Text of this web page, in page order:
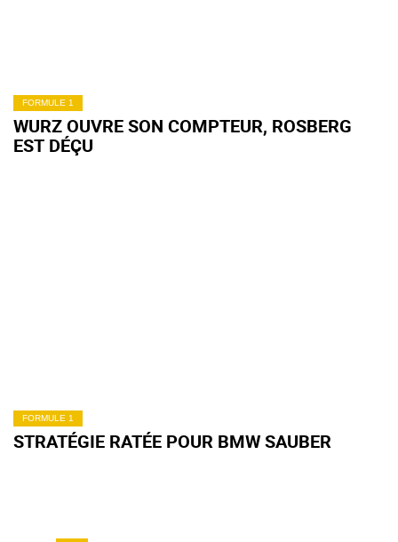
FORMULE 1
WURZ OUVRE SON COMPTEUR, ROSBERG
EST DÉÇU
FORMULE 1
STRATÉGIE RATÉE POUR BMW SAUBER